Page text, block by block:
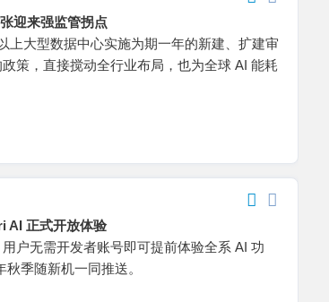
迎来强监管拐点
上大型数据中心实施为期一年的新建、扩建审
策，直接搅动全行业布局，也为全球 AI 能耗
AI 正式开放体验
户无需开发者账号即可提前体验全系 AI 功
季随新机一同推送。